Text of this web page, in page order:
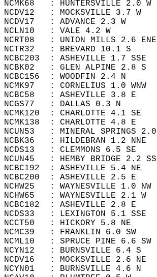
NCMK68   : HUNTERSVILLE
NCDV12   : MOCKSVILLE
NCDV17   : ADVANCE 2.3
NCLN10   : VALE 4.2 W
NCRT08   : UNION MILLS
NCTR32   : BREVARD 10.1
NCBC203  : ASHEVILLE 1.7
NCBK02   : GLEN ALPINE
NCBC156  : WOODFIN 2.4
NCMK97   : CORNELIUS 1.0
NCBC58   : ASHEVILLE
NCGS77   : DALLAS 0.3 N
NCMK120  : CHARLOTTE
NCMK138  : CHARLOTTE
NCUN53   : MINERAL
NCBK36   : HILDEBRAN 1.2
NCDS13   : CLEMMONS
NCUN45   : HEMBY BRIDGE
NCBC192  : ASHEVILLE
NCBC200  : ASHEVILLE
NCHW25   : WAYNESVILLE
NCHW65   : WAYNESVILLE
NCBC182  : ASHEVILLE
NCDS33   : LEXINGTON 5.1
NCCT50   : HICKORY 5.8
NCMC39   : FRANKLIN 6.0
NCML10   : SPRUCE PINE
NCYN12   : BURNSVILLE
NCDV16   : MOCKSVILLE
NCYN01   : BURNSVILLE